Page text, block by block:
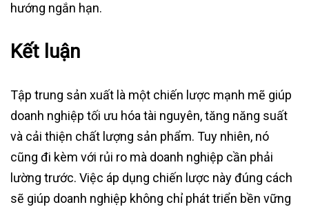
hướng ngắn hạn.
Kết luận
Tập trung sản xuất là một chiến lược mạnh mẽ giúp
doanh nghiệp tối ưu hóa tài nguyên, tăng năng suất
và cải thiện chất lượng sản phẩm. Tuy nhiên, nó
cũng đi kèm với rủi ro mà doanh nghiệp cần phải
lường trước. Việc áp dụng chiến lược này đúng cách
sẽ giúp doanh nghiệp không chỉ phát triển bền vững